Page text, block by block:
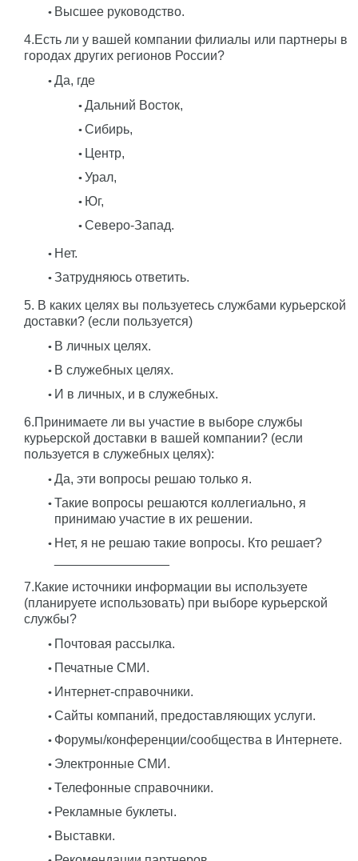
Высшее руководство.
4.Есть ли у вашей компании филиалы или партнеры в
городах других регионов России?
Да, где
Дальний Восток,
Сибирь,
Центр,
Урал,
Юг,
Северо-Запад.
Нет.
Затрудняюсь ответить.
5. В каких целях вы пользуетесь службами курьерской
доставки? (если пользуется)
В личных целях.
В служебных целях.
И в личных, и в служебных.
6.Принимаете ли вы участие в выборе службы
курьерской доставки в вашей компании? (если
пользуется в служебных целях):
Да, эти вопросы решаю только я.
Такие вопросы решаются коллегиально, я
принимаю участие в их решении.
Нет, я не решаю такие вопросы. Кто решает?
7.Какие источники информации вы используете
(планируете использовать) при выборе курьерской
службы?
Почтовая рассылка.
Печатные СМИ.
Интернет-справочники.
Сайты компаний, предоставляющих услуги.
Форумы/конференции/сообщества в Интернете.
Электронные СМИ.
Телефонные справочники.
Рекламные буклеты.
Выставки.